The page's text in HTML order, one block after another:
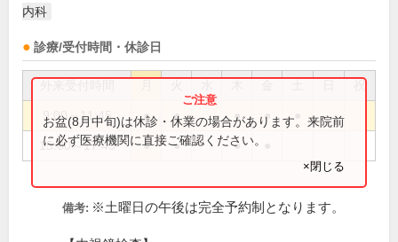
内科
診療/受付時間・休診日
祝
9:00～11:45 ● ● ● ●
15:00～17:45 ● ● ●
お盆(8月中旬)は休診・休業の場合があります。来院前
に必ず医療機関に直接ご確認ください。
×閉じる
備考: ※土曜日の午後は完全予約制となります。